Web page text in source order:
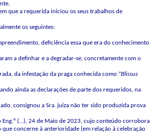
que a requerida iniciou os seus trabalhos de
os seguintes:
deficiência essa que era do conhecimento
a definhar e a degradar-se, concretamente com o
da infestação da praga conhecida como “Blissus
ainda as declarações de parte dos requeridos, na
consignou a Sra. juíza não ter sido produzida prova
(…), 24 de Maio de 2023, cujo conteúdo corrobora
concerne à anterioridade (em relação à celebração